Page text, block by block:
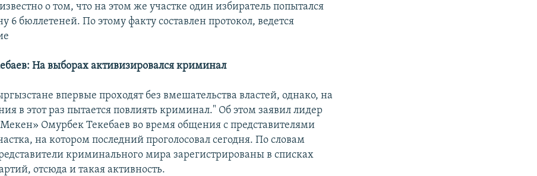
о том, что на этом же участке один избиратель попытался
6 бюллетеней. По этому факту составлен протокол, ведется
На выборах активизировался криминал
впервые проходят без вмешательства властей, однако, на
в этот раз пытается повлиять криминал." Об этом заявил лидер
Омурбек Текебаев во время общения с представителями
на котором последний проголосовал сегодня. По словам
криминального мира зарегистрированы в списках
отсюда и такая активность.